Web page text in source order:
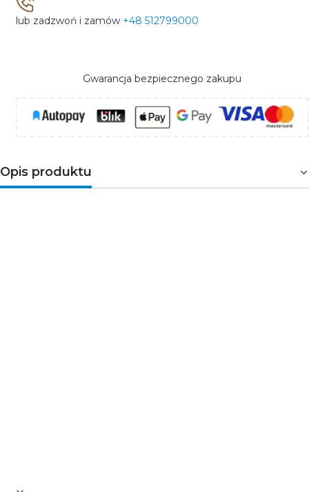
lub zadzwoń i zamów +48 512799000
Gwarancja bezpiecznego zakupu
Opis produktu